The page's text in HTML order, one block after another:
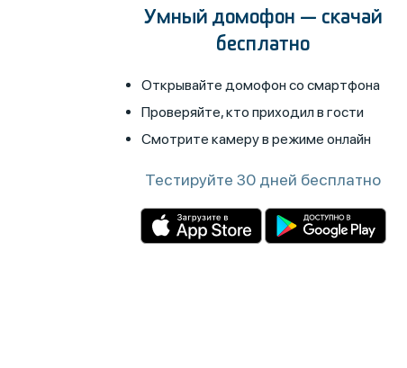
Умный домофон — скачай
бесплатно
Открывайте домофон со смартфона
Проверяйте, кто приходил в гости
Смотрите камеру в режиме онлайн
Тестируйте 30 дней бесплатно